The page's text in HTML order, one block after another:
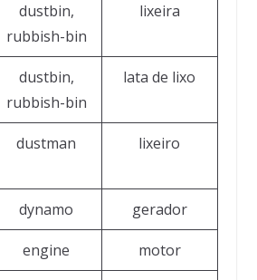
dustbin,
rubbish-bin
lixeira
dustbin,
rubbish-bin
lata de lixo
dustman lixeiro
dynamo gerador
engine motor